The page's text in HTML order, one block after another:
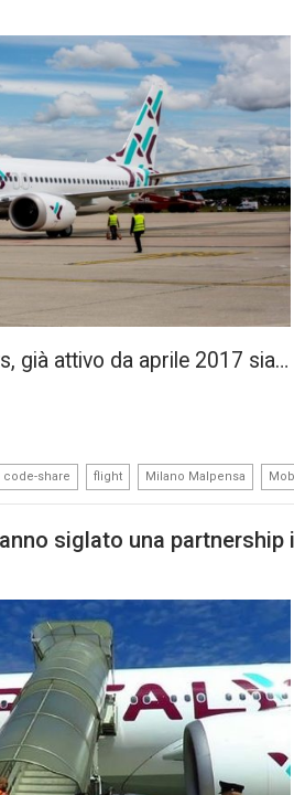
già attivo da aprile 2017 sia…
code-share flight Milano Malpensa
siglato una partnership